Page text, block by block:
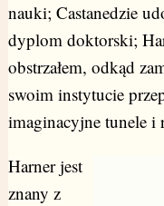
nauki; Castanedzie
dyplom doktorski;
obstrzałem, odkąd
swoim instytucie
imaginacyjne tunele i
Harner jest
znany z